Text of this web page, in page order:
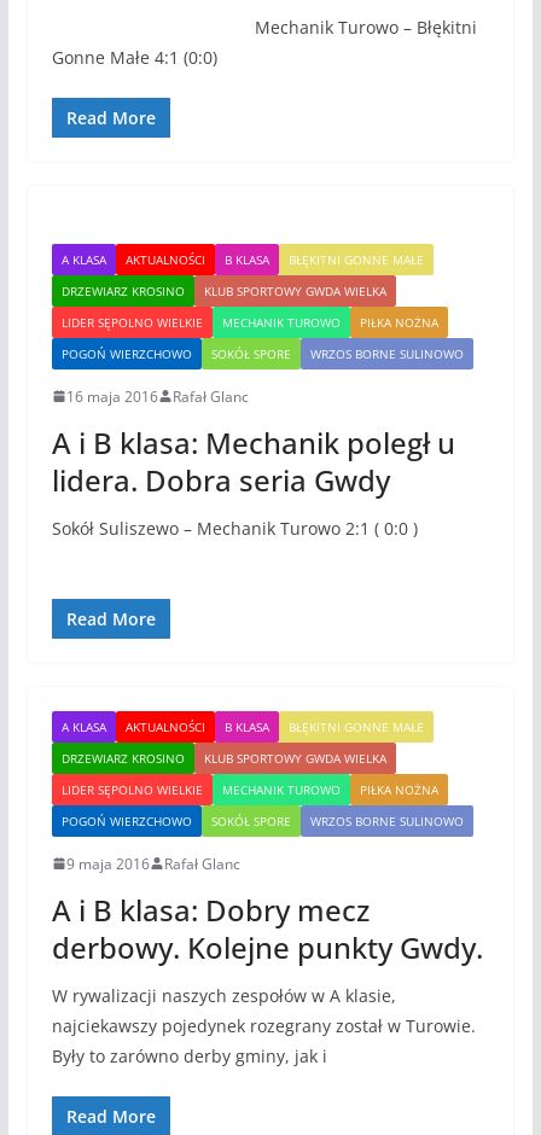
Mechanik Turowo – Błękitni
Gonne Małe 4:1 (0:0)
Read More
A KLASA AKTUALNOŚCI B KLASA
BŁĘKITNI GONNE MAŁE
DRZEWIARZ KROSINO
KLUB SPORTOWY GWDA WIELKA
LIDER SĘPOLNO WIELKIE
MECHANIK TUROWO
PIŁKA NOŻNA
POGOŃ WIERZCHOWO
SOKÓŁ SPORE WRZOS BORNE SULINOWO
16 maja 2016 Rafał Glanc
A i B klasa: Mechanik poległ u
lidera. Dobra seria Gwdy
Sokół Suliszewo – Mechanik Turowo 2:1 ( 0:0 )
Read More
A KLASA AKTUALNOŚCI B KLASA
BŁĘKITNI GONNE MAŁE
DRZEWIARZ KROSINO
KLUB SPORTOWY GWDA WIELKA
LIDER SĘPOLNO WIELKIE
MECHANIK TUROWO
PIŁKA NOŻNA
POGOŃ WIERZCHOWO
SOKÓŁ SPORE WRZOS BORNE SULINOWO
9 maja 2016 Rafał Glanc
A i B klasa: Dobry mecz
derbowy. Kolejne punkty Gwdy.
W rywalizacji naszych zespołów w A klasie,
najciekawszy pojedynek rozegrany został w Turowie.
Były to zarówno derby gminy, jak i
Read More